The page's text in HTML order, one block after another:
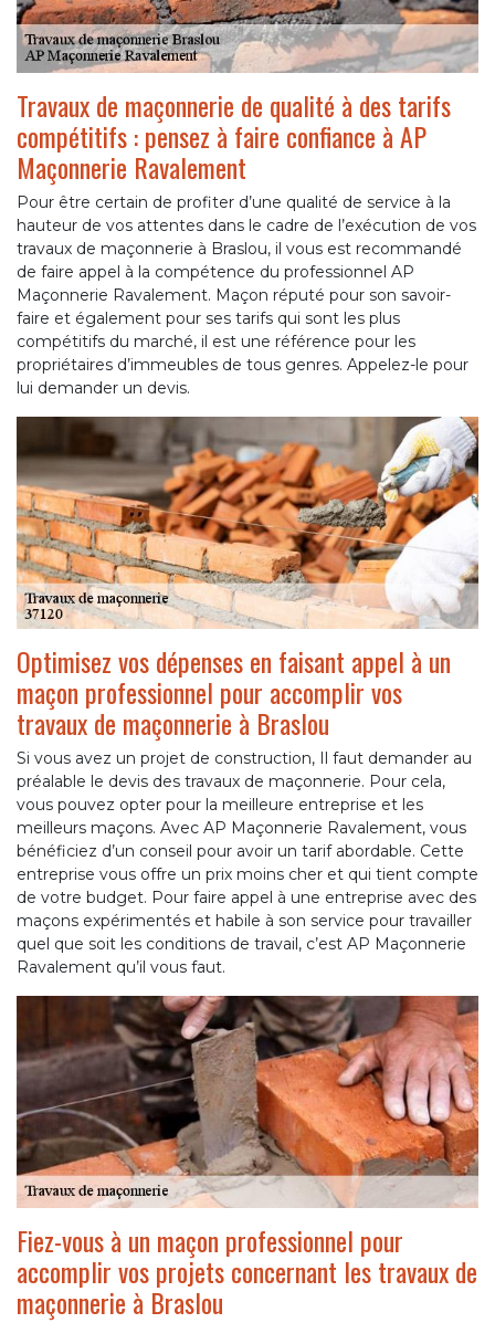
Travaux de maçonnerie de qualité à des tarifs
compétitifs : pensez à faire confiance à AP
Maçonnerie Ravalement
Pour être certain de profiter d’une qualité de service à la
hauteur de vos attentes dans le cadre de l’exécution de vos
travaux de maçonnerie à Braslou, il vous est recommandé
de faire appel à la compétence du professionnel AP
Maçonnerie Ravalement. Maçon réputé pour son savoir-
faire et également pour ses tarifs qui sont les plus
compétitifs du marché, il est une référence pour les
propriétaires d’immeubles de tous genres. Appelez-le pour
lui demander un devis.
Optimisez vos dépenses en faisant appel à un
maçon professionnel pour accomplir vos
travaux de maçonnerie à Braslou
Si vous avez un projet de construction, Il faut demander au
préalable le devis des travaux de maçonnerie. Pour cela,
vous pouvez opter pour la meilleure entreprise et les
meilleurs maçons. Avec AP Maçonnerie Ravalement, vous
bénéficiez d’un conseil pour avoir un tarif abordable. Cette
entreprise vous offre un prix moins cher et qui tient compte
de votre budget. Pour faire appel à une entreprise avec des
maçons expérimentés et habile à son service pour travailler
quel que soit les conditions de travail, c’est AP Maçonnerie
Ravalement qu’il vous faut.
Fiez-vous à un maçon professionnel pour
accomplir vos projets concernant les travaux de
maçonnerie à Braslou